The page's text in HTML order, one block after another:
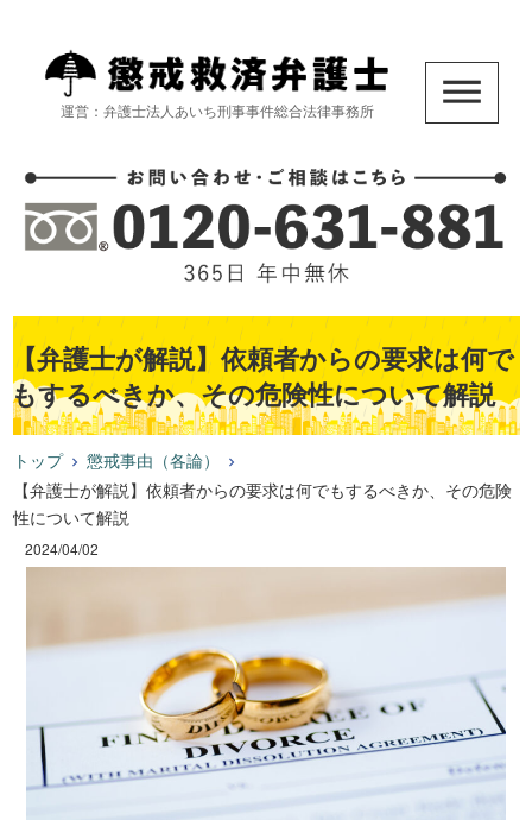
運営：弁護士法人あいち刑事事件総合法律事務所
【弁護士が解説】依頼者からの要求は何で
もするべきか、その危険性について解説
トップ
懲戒事由（各論）
【弁護士が解説】依頼者からの要求は何でもするべきか、その危険
性について解説
2024/04/02